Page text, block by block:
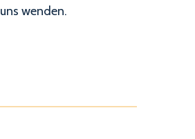
wenden.